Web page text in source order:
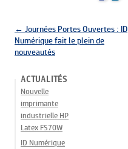
Navigation des articles
← Journées Portes Ouvertes : ID
Numérique fait le plein de
nouveautés
ACTUALITÉS
Nouvelle
imprimante
industrielle HP
Latex FS70W
ID Numérique